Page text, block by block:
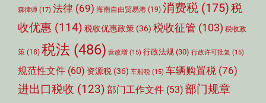
森律师 (17) 法律 (69) 海南自由贸易港 (19) 消费税 (175)税
收优惠 (114) 税收优惠政策 (36) 税收征管 (103) 税收政
策 (18) 税法 (486) 营改增 (15) 行政法规 (30) 行政许可批复 (15)
规范性文件 (60) 资源税 (36) 车船税 (15) 车辆购置税 (76)
进出口税收 (123) 部门工作文件 (53) 部门规章